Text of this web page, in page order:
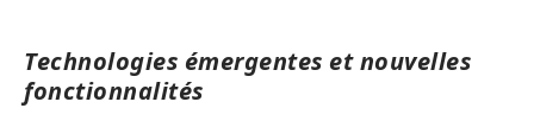
Technologies émergentes et nouvelles
fonctionnalités